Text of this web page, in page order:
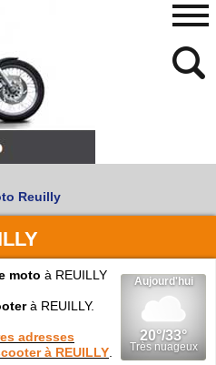
MOTOou
Trouver un garage Moto !
Reuilly
moto à REUILLY
à REUILLY.
adresses
à REUILLY